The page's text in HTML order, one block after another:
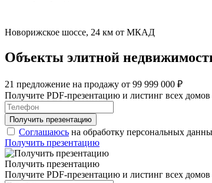
Новорижское шоссе, 24 км от МКАД
Объекты элитной
21 предложение на продажу от 99 999 000 ₽
Получите PDF-презентацию и листинг всех
Соглашаюсь на обработку персональных
Получить презентацию
Получить презентацию
Получите PDF-презентацию и листинг всех